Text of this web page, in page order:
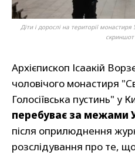
Діти і дорослі на території
скриншот
Архієпископ Ісаакій
чоловічого монастиря
Голосіївська пустинь" у
перебуває за межами
після оприлюднення
розслідування про те,